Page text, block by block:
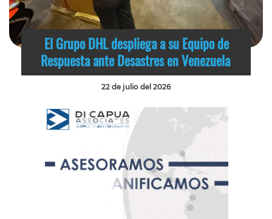
El Grupo DHL despliega a su Equipo de
Respuesta ante Desastres en Venezuela
22 de julio del 2026